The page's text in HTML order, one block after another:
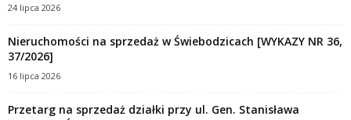
24 lipca 2026
Nieruchomości na sprzedaż w Świebodzicach [WYKAZY NR 36,
37/2026]
16 lipca 2026
Przetarg na sprzedaż działki przy ul. Gen. Stanisława